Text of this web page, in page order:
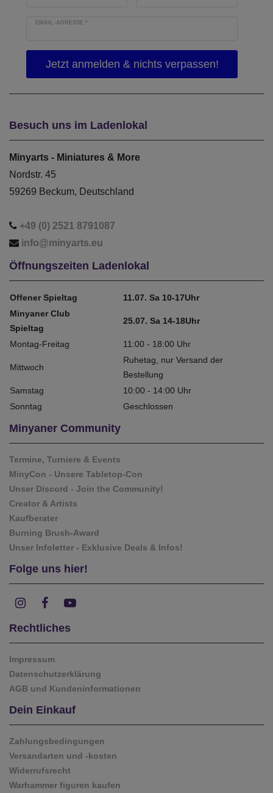
EMAIL-ADRESSE*
Besuch uns im Ladenlokal
Minyarts - Miniatures & More
Nordstr. 45
59269 Beckum, Deutschland
+49 (0) 2521 8791087
info@minyarts.eu
Öffnungszeiten Ladenlokal
Offener Spieltag
11.07. Sa 10-17Uhr
Minyaner Club
Spieltag
25.07. Sa 14-18Uhr
Montag-Freitag 11:00 - 18:00 Uhr
Mittwoch
Ruhetag, nur Versand der
Bestellung
Samstag
10:00 - 14:00 Uhr
Sonntag
Geschlossen
Minyaner Community
Termine, Turniere & Events
MinyCon - Unsere Tabletop-Con
Unser Discord - Join the Community!
Creator & Artists
Kaufberater
Burning Brush-Award
Unser Infoletter - Exklusive Deals & Infos!
Folge uns hier!
Rechtliches
Impressum
Datenschutzerklärung
AGB und Kundeninformationen
Dein Einkauf
Zahlungsbedingungen
Versandarten und -kosten
Widerrufsrecht
Warhammer figuren kaufen